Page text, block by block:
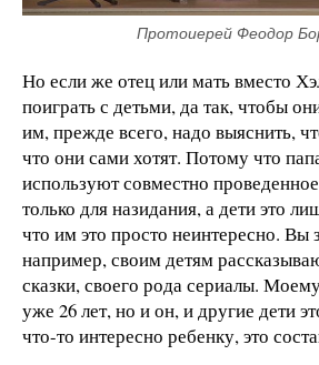
Протоиерей Феодор
Но если же отец или мать вместо
поиграть с детьми, да так, чтобы
им, прежде всего, надо выяснить,
что они сами хотят. Потому что
используют совместно
только для назидания, а дети это
что им это просто неинтересно. Вы
например, своим детям
сказки, своего рода сериалы.
уже 26 лет, но и он, и другие дети
что-то интересно ребенку, это